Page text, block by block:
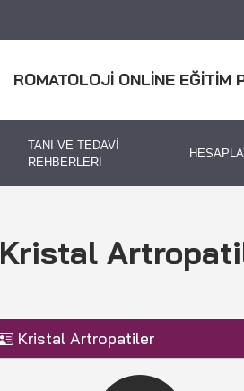
ROMATOLOJİ ONLİNE EĞİTİM
TANI VE TEDAVİ
REHBERLERİ
Kristal
Kristal Artropatiler